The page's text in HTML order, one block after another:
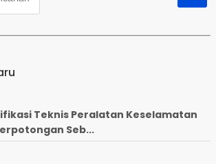
Teknis Peralatan Keselamatan
Seb...